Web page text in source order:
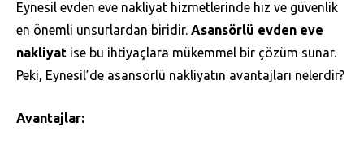
Eynesil evden eve nakliyat hizmetlerinde hız ve güvenlik
en önemli unsurlardan biridir. Asansörlü evden eve
nakliyat ise bu ihtiyaçlara mükemmel bir çözüm sunar.
Peki, Eynesil’de asansörlü nakliyatın avantajları nelerdir?
Avantajlar: